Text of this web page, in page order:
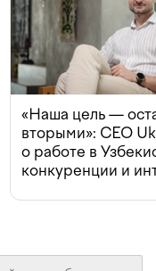
«Наша цель —
вторыми»: CEO
о работе в
конкуренции и